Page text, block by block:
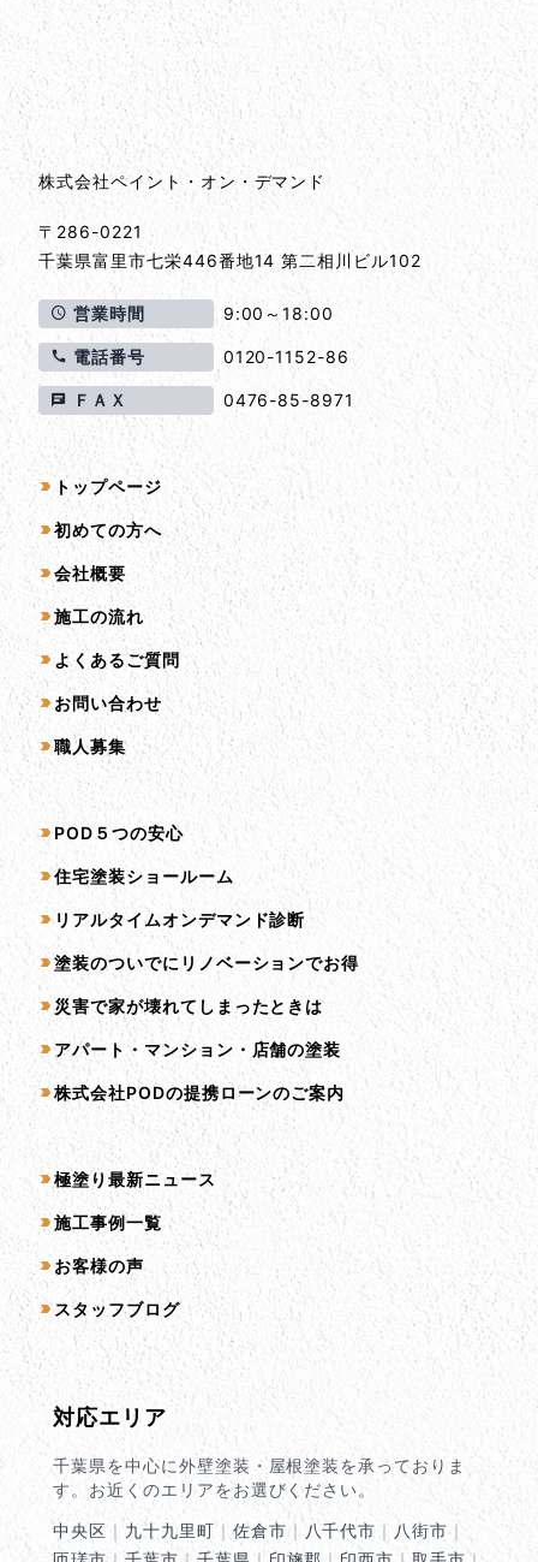
会社情報とサイトマップ
会社情報
株式会社ペイント・オン・デマンド
〒286-0221
千葉県富里市七栄446番地14 第二相川ビル102
営業時間 9:00～18:00
電話番号 0120-1152-86
ＦＡＸ 0476-85-8971
サイトマップ
トップページ
初めての方へ
会社概要
施工の流れ
よくあるご質問
お問い合わせ
職人募集
サービス一覧
POD５つの安心
住宅塗装ショールーム
リアルタイムオンデマンド診断
塗装のついでにリノベーションでお得
災害で家が壊れてしまったときは
アパート・マンション・店舗の塗装
株式会社PODの提携ローンのご案内
コンテンツ一覧
極塗り最新ニュース
施工事例一覧
お客様の声
スタッフブログ
対応エリア
千葉県を中心に外壁塗装・屋根塗装を承っておりま
す。お近くのエリアをお選びください。
中央区 ｜ 九十九里町 ｜ 佐倉市 ｜ 八千代市 ｜ 八街市 ｜